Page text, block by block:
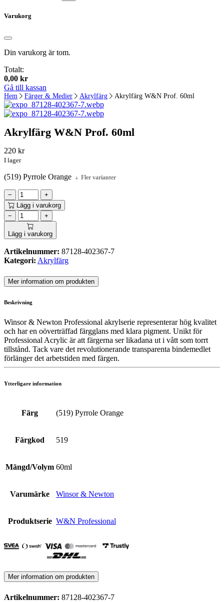
Varukorg
Din varukorg är tom.
Totalt:
0,00 kr
Gå till kassan
Hem Färger & Medier Akrylfärg Akrylfärg W&N Prof. 60ml
Akrylfärg W&N Prof. 60ml
220 kr
I lager
(519) Pyrrole Orange Fler varianter
−
+
Lägg i varukorg
−
+
Lägg i varukorg
Artikelnummer: 87128-402367-7
Kategori: Akrylfärg
Mer information om produkten
Beskrivning
Winsor & Newton Professional akrylserie representerar hög kvalitet
och har en oöverträffad färgglans med klara pigment. Unikt för
Professional Acrylic är att färgerna ser likadana ut i vått som torrt
tillstånd. Tack vare det revolutionerande transparenta bindemedlet
förlänger det arbetstiden med färgen.
Ytterligare information
Färg (519) Pyrrole Orange
Färgkod 519
Mängd/Volym 60ml
Varumärke Winsor & Newton
Produktserie W&N Professional
Mer information om produkten
Artikelnummer: 87128-402367-7